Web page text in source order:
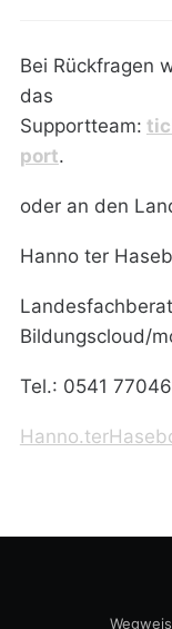
Bei Rückfragen
das
Supportteam:
port.
oder an den
Hanno ter
Bildungscloud/
Tel.: 0541